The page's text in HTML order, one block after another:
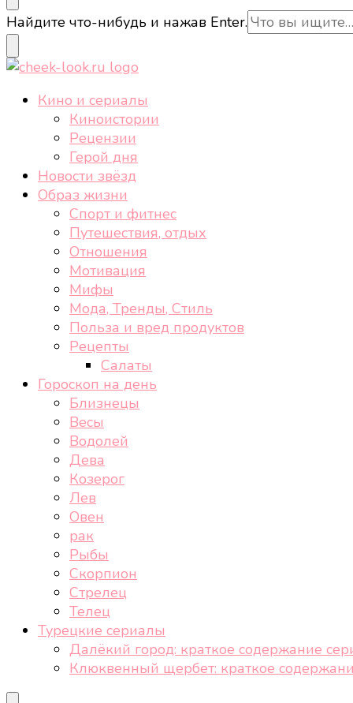
cheek-look.ru
Женский сайт о звездах и кино, а также трендах,
Ищите
что-
то?
Найдите что-нибудь и нажав Enter.
cheek-look.ru
Женский сайт о звездах и кино, а также трендах,
Кино и сериалы
Киноистории
Рецензии
Герой дня
Новости звёзд
Образ жизни
Спорт и фитнес
Путешествия, отдых
Отношения
Мотивация
Мифы
Мода, Тренды, Стиль
Польза и вред продуктов
Рецепты
Салаты
Гороскоп на день
Близнецы
Весы
Водолей
Дева
Козерог
Лев
Овен
рак
Рыбы
Скорпион
Стрелец
Телец
Турецкие сериалы
Далёкий город: краткое содержание
Клюквенный щербет: краткое